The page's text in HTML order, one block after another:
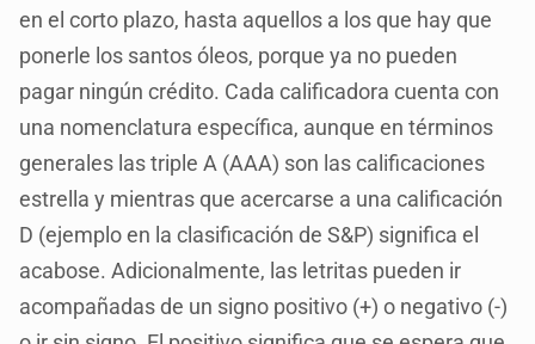
en el corto plazo, hasta aquellos a los que hay que
ponerle los santos óleos, porque ya no pueden
pagar ningún crédito. Cada calificadora cuenta con
una nomenclatura específica, aunque en términos
generales las triple A (AAA) son las calificaciones
estrella y mientras que acercarse a una calificación
D (ejemplo en la clasificación de S&P) significa el
acabose. Adicionalmente, las letritas pueden ir
acompañadas de un signo positivo (+) o negativo (-)